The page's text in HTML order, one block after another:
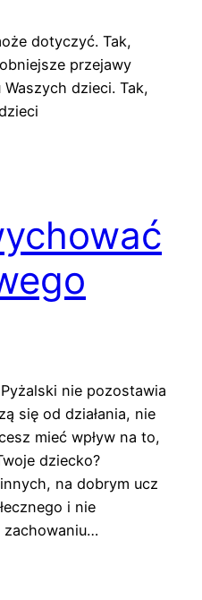
dotyczyć. Tak,
przejawy
dzieci. Tak,
nie pozostawia
się od działania, nie
mieć wpływ na to,
dziecko?
na dobrym ucz
i nie
zachowaniu…